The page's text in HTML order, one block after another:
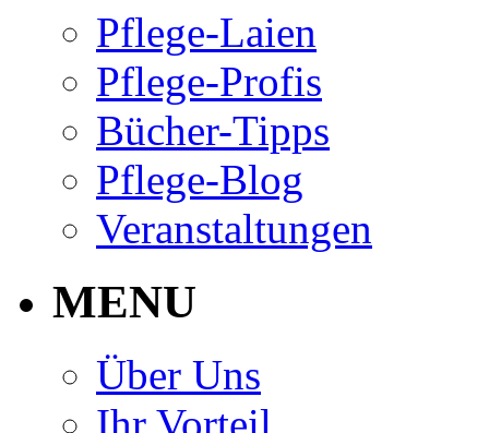
Pflege-Laien
Pflege-Profis
Bücher-Tipps
Pflege-Blog
Veranstaltungen
MENU
Über Uns